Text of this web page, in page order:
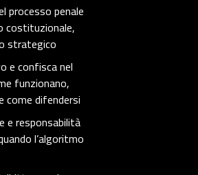
processo penale
costituzionale,
strategico
e confisca nel
funzionano,
come difendersi
e responsabilità
l’algoritmo